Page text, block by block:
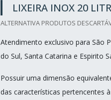
LIXEIRA INOX 20
ALTERNATIVA PRODUTOS
Atendimento exclusivo para São
do Sul, Santa Catarina e Espirito
Possuir uma dimensão
das características pertencentes